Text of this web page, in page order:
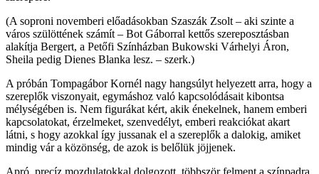
(A soproni novemberi előadásokban Szaszák Zsolt – aki szinte a
város szülöttének számít – Bot Gáborral kettős szereposztásban
alakítja Bergert, a Petőfi Színházban Bukowski Várhelyi Áron,
Sheila pedig Dienes Blanka lesz. – szerk.)
A próbán Tompagábor Kornél nagy hangsúlyt helyezett arra, hogy a
szereplők viszonyait, egymáshoz való kapcsolódásait kibontsa
mélységében is. Nem figurákat kért, akik énekelnek, hanem emberi
kapcsolatokat, érzelmeket, szenvedélyt, emberi reakciókat akart
látni, s hogy azokkal így jussanak el a szereplők a dalokig, amiket
mindig vár a közönség, de azok is belőlük jöjjenek.
Apró, precíz mozdulatokkal dolgozott, többször felment a színpadra,